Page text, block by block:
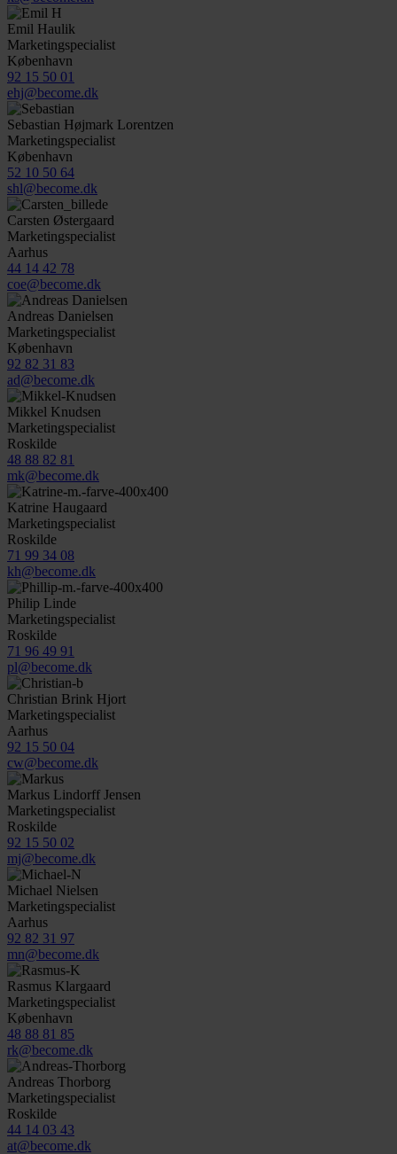
Emil Haulik
Marketingspecialist
København
92 15 50 01
ehj@become.dk
Sebastian Højmark Lorentzen
Marketingspecialist
København
52 10 50 64
shl@become.dk
Carsten Østergaard
Marketingspecialist
Aarhus
44 14 42 78
coe@become.dk
Andreas Danielsen
Marketingspecialist
København
92 82 31 83
ad@become.dk
Mikkel Knudsen
Marketingspecialist
Roskilde
48 88 82 81
mk@become.dk
Katrine Haugaard
Marketingspecialist
Roskilde
71 99 34 08
kh@become.dk
Philip Linde
Marketingspecialist
Roskilde
71 96 49 91
pl@become.dk
Christian Brink Hjort
Marketingspecialist
Aarhus
92 15 50 04
cw@become.dk
Markus Lindorff Jensen
Marketingspecialist
Roskilde
92 15 50 02
mj@become.dk
Michael Nielsen
Marketingspecialist
Aarhus
92 82 31 97
mn@become.dk
Rasmus Klargaard
Marketingspecialist
København
48 88 81 85
rk@become.dk
Andreas Thorborg
Marketingspecialist
Roskilde
44 14 03 43
at@become.dk